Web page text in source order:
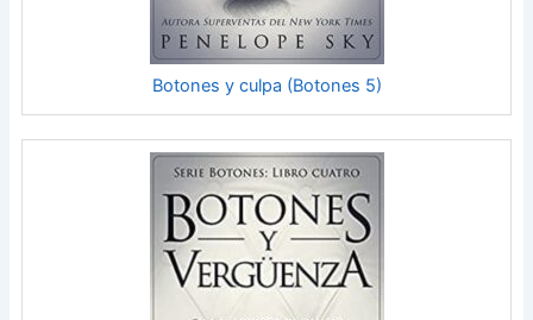
Botones y culpa (Botones 5)